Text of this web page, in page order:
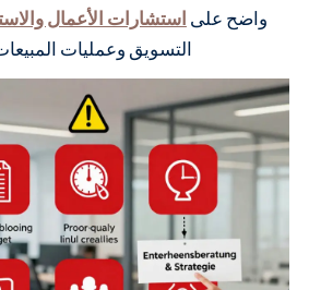
واضح على استشارات الأعمال
التسويق وعمليات